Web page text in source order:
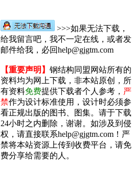
>>>如果无法下载，
给我留言吧，我不一定在线，或者发
邮件给我，必回help@gjgtm.com
【重要声明】 钢结构同盟网站所有的
资料均为网上下载，非本站原创，所
有资料免费提供下载者个人参考， 严
禁作为设计标准使用，设计时必须参
看正规出版的图书、图集。请于下载
24小时之内删除，谢谢。如涉及到侵
权，请直接联系help@gjgtm.com！严
禁将本站资源上传到收费平台，请免
费分享给需要的人。